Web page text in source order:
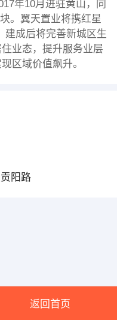
年10月进驻黄山，同
。翼天置业将携红星
建成后将完善新城区生
业态，提升服务业层
区域价值飙升。
阳路
返回首页